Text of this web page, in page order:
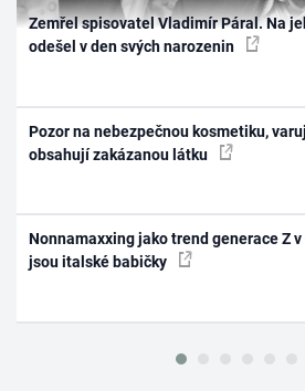
Zemřel spisovatel Vladimír Páral. Na
odešel v den svých narozenin
Pozor na nebezpečnou kosmetiku,
obsahují zakázanou látku
Nonnamaxxing jako trend generace Z
jsou italské babičky